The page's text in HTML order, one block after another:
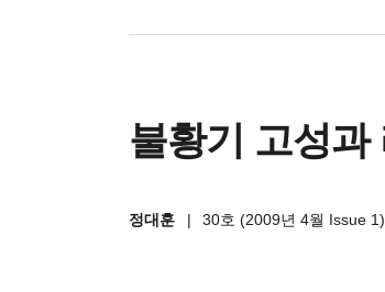
불황기 고성과
정대훈 | 30호 (2009년 4월 Issue 1)